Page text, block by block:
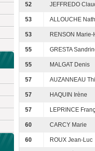
52 JEFFREDO
53 ALLOUCHE
53 RENSON
55 GRESTA
55 MALGAT Denis
57 AUZANNEAU
57 HAQUIN Irène
57 LEPRINCE
60 CARCY Marie
60 ROUX Jean-Luc